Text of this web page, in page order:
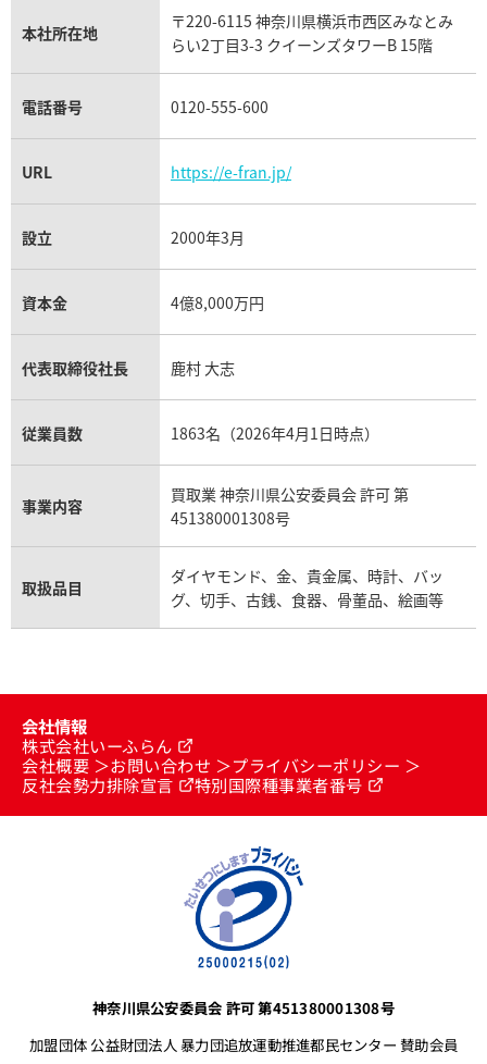
パネライ買取
チューダー（チュードル）買取
本社所在地
〒220-6115 神奈川県横浜市西区みなとみ
らい2丁目3-3 クイーンズタワーB 15階
電話番号 0120-555-600
URL https://e-fran.jp/
設立 2000年3月
資本金 4億8,000万円
代表取締役社長 鹿村 大志
従業員数 1863名（2026年4月1日時点）
事業内容
買取業 神奈川県公安委員会 許可 第
451380001308号
取扱品目
ダイヤモンド、金、貴金属、時計、バッ
グ、切手、古銭、食器、骨董品、絵画等
会社情報
株式会社いーふらん
会社概要
お問い合わせ
プライバシーポリシー
反社会勢力排除宣言
特別国際種事業者番号
神奈川県公安委員会 許可 第451380001308号
加盟団体 公益財団法人 暴力団追放運動推進都民センター 賛助会員